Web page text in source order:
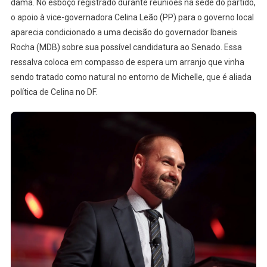
dama. No esboço registrado durante reuniões na sede do partido,
o apoio à vice-governadora Celina Leão (PP) para o governo local
aparecia condicionado a uma decisão do governador Ibaneis
Rocha (MDB) sobre sua possível candidatura ao Senado. Essa
ressalva coloca em compasso de espera um arranjo que vinha
sendo tratado como natural no entorno de Michelle, que é aliada
política de Celina no DF.